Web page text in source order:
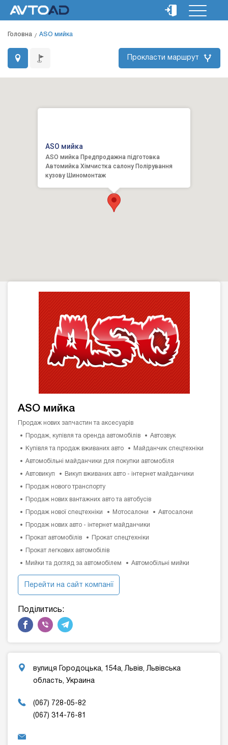
Головна ASO мийка
Прокласти маршрут
ASO мийка
ASO мийка Предпродажна підготовка
Автомийка Хімчистка салону Полірування
кузову Шиномонтаж
ASO мийка
Продаж нових запчастин та аксесуарів
Продаж, купівля та оренда автомобілів Автозвук
Купівля та продаж вживаних авто Майданчик спецтехніки
Автомобільні майданчики для покупки автомобіля
Автовикуп Викуп вживаних авто - інтернет майданчики
Продаж нового транспорту
Продаж нових вантажних авто та автобусів
Продаж нової спецтехніки Мотосалони Автосалони
Продаж нових авто - інтернет майданчики
Прокат автомобілів Прокат спецтехніки
Прокат легкових автомобілів
Мийки та догляд за автомобілем Автомобільні мийки
Перейти на сайт компанії
Поділитись:
вулиця Городоцька, 154а, Львів, Львівська
область, Украина
(067) 728-05-82
(067) 314-76-81